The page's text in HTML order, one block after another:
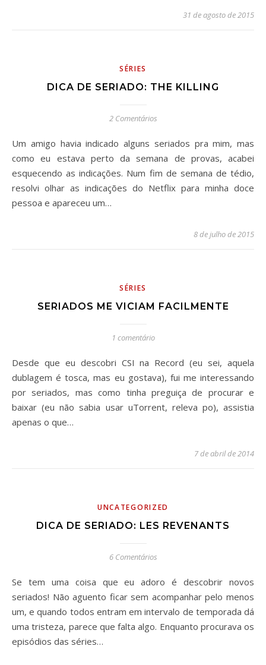
31 de agosto de 2015
SÉRIES
DICA DE SERIADO: THE KILLING
2 Comentários
Um amigo havia indicado alguns seriados pra mim, mas
como eu estava perto da semana de provas, acabei
esquecendo as indicações. Num fim de semana de tédio,
resolvi olhar as indicações do Netflix para minha doce
pessoa e apareceu um…
8 de julho de 2015
SÉRIES
SERIADOS ME VICIAM FACILMENTE
1 comentário
Desde que eu descobri CSI na Record (eu sei, aquela
dublagem é tosca, mas eu gostava), fui me interessando
por seriados, mas como tinha preguiça de procurar e
baixar (eu não sabia usar uTorrent, releva po), assistia
apenas o que…
7 de abril de 2014
UNCATEGORIZED
DICA DE SERIADO: LES REVENANTS
6 Comentários
Se tem uma coisa que eu adoro é descobrir novos
seriados! Não aguento ficar sem acompanhar pelo menos
um, e quando todos entram em intervalo de temporada dá
uma tristeza, parece que falta algo. Enquanto procurava os
episódios das séries…